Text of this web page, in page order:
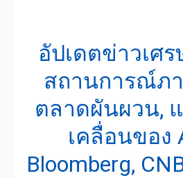
อัปเดตข่าวเศ
สถานการณ์ภ
ตลาดผันผวน,
เคลื่อนของ
Bloomberg,